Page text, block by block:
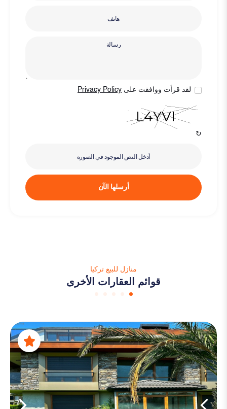
لقد قرأت ووافقت على Privacy Policy
↻
أرسلها الآن
منازل للبيع تركيا
قوائم العقارات الأخرى